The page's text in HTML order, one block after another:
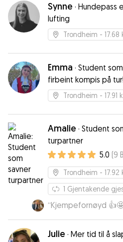
Synne · Hundepass
lufting
Trondheim - 17.68
Emma · Student
firbeint kompis på tur!
Trondheim - 17.91
Amalie · Student
turpartner
5.0 (9
Trondheim - 17.92
1 Gjentakende
“Kjempefornøyd
Julie · Mer tid til å